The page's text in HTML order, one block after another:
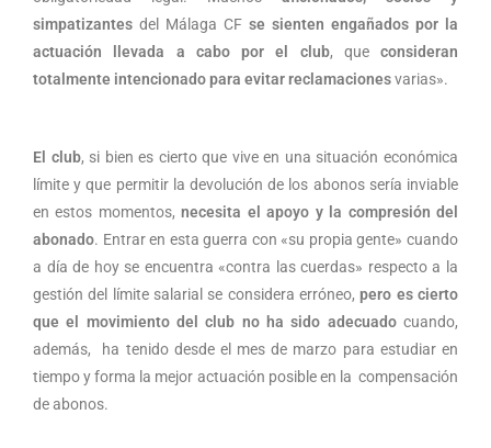
simpatizantes del Málaga CF se sienten engañados por la
actuación llevada a cabo por el club, que consideran
totalmente intencionado para evitar reclamacionesvarias».
El club, si bien es cierto que vive en una situación económica
límite y que permitir la devolución de los abonos sería inviable
en estos momentos,necesita el apoyo y la compresión del
abonado. Entrar en esta guerra con «su propia gente» cuando
a día de hoy se encuentra «contra las cuerdas» respecto a la
gestión del límite salarial se considera erróneo,pero es cierto
que el movimiento del club no ha sido adecuado cuando,
además, ha tenido desde el mes de marzo para estudiar en
tiempo y forma la mejor actuación posible en la compensación
de abonos.